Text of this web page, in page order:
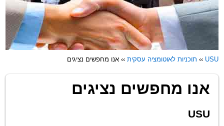
USU
›› תוכניות לאוטומציה עסקית ››אנו מחפשים נציגים
אנו מחפשים נציגים
USU